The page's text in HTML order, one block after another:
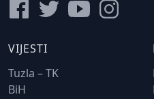
VIJESTI
Tuzla – TK
BiH